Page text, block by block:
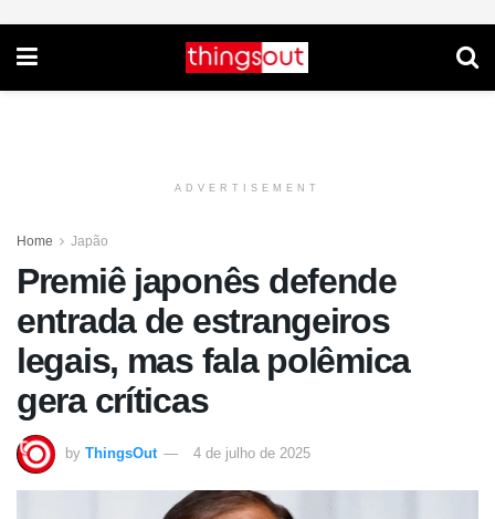
ADVERTISEMENT
Home Japão
Premiê japonês defende
entrada de estrangeiros
legais, mas fala polêmica
gera críticas
by ThingsOut 4 de julho de 2025